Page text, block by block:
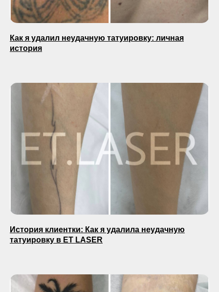
Как я удалил неудачную татуировку: личная
история
История клиентки: Как я удалила неудачную
татуировку в ET LASER